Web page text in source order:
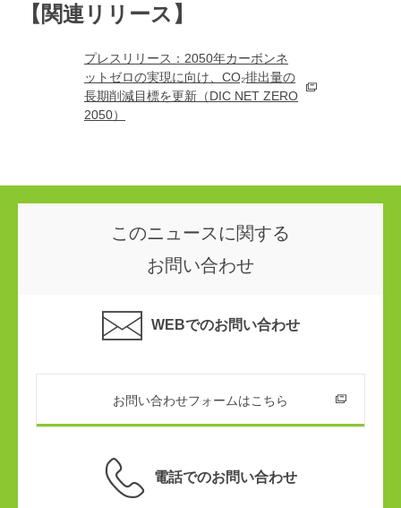
【関連リリース】
プレスリリース：2050年カーボンネ
ットゼロの実現に向け、CO₂排出量の
長期削減目標を更新（DIC NET ZERO
2050）
このニュースに関する
お問い合わせ
WEBでのお問い合わせ
お問い合わせフォームはこちら
電話でのお問い合わせ